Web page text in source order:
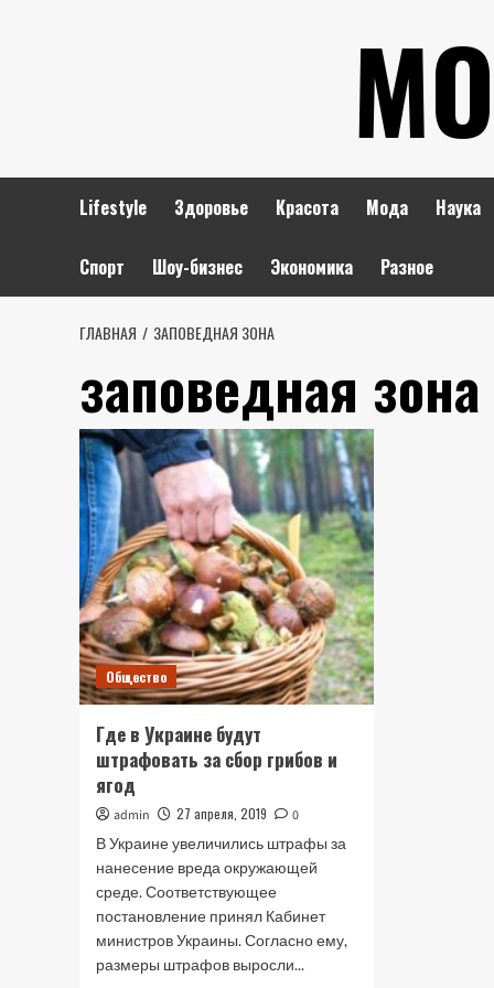
Lifestyle Здоровье Красота Мода Наука
Спорт Шоу-бизнес Экономика Разное
ГЛАВНАЯ ЗАПОВЕДНАЯ ЗОНА
заповедная зона
Общество
Где в Украине будут
штрафовать за сбор грибов и
ягод
admin 27 апреля, 2019
0
В Украине увеличились штрафы за
нанесение вреда окружающей
среде. Соответствующее
постановление принял Кабинет
министров Украины. Согласно ему,
размеры штрафов выросли...